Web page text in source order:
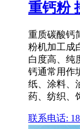
重钙粉
重质碳酸钙
粉机加工成
白度高、纯
钙通常用作
纸、涂料、
药、纺织、
联系电话: